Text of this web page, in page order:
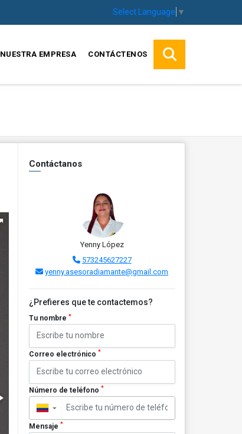
Select Language ▼
NUESTRA EMPRESA CONTÁCTENOS
Contáctanos
Yenny López
573245627227
yenny.asesoradiamante@gmail.com
¿Prefieres que te contactemos?
Tu nombre *
Correo electrónico *
Número de teléfono *
▼
Mensaje *